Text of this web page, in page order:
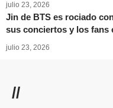
julio 23, 2026
Jin de BTS es rociado
sus conciertos y los fans
julio 23, 2026
//